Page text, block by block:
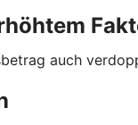
auch